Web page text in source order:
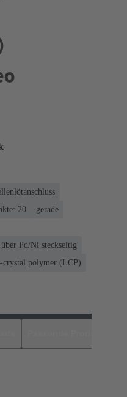
20
gerade
Pd/Ni steckseitig
crystal polymer (LCP)